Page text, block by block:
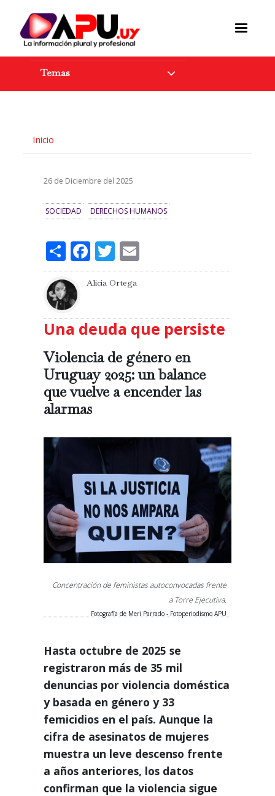
Temas
Inicio
26 de Diciembre del 2025
SOCIEDAD DERECHOS HUMANOS
ShareFacebook
Twitter
Alicia Ortega
Una deuda que persiste
Violencia de género en
Uruguay 2025: un balance
que vuelve a encender las
alarmas
Concentración de feministas autoconvocadas frente
a Torre Ejecutiva.
Fotografía de Meri Parrado - Fotoperiodismo APU
Hasta octubre de 2025 se
registraron más de 35 mil
denuncias por violencia doméstica
y basada en género y 33
femicidios en el país. Aunque la
cifra de asesinatos de mujeres
muestra un leve descenso frente
a años anteriores, los datos
confirman que la violencia sigue